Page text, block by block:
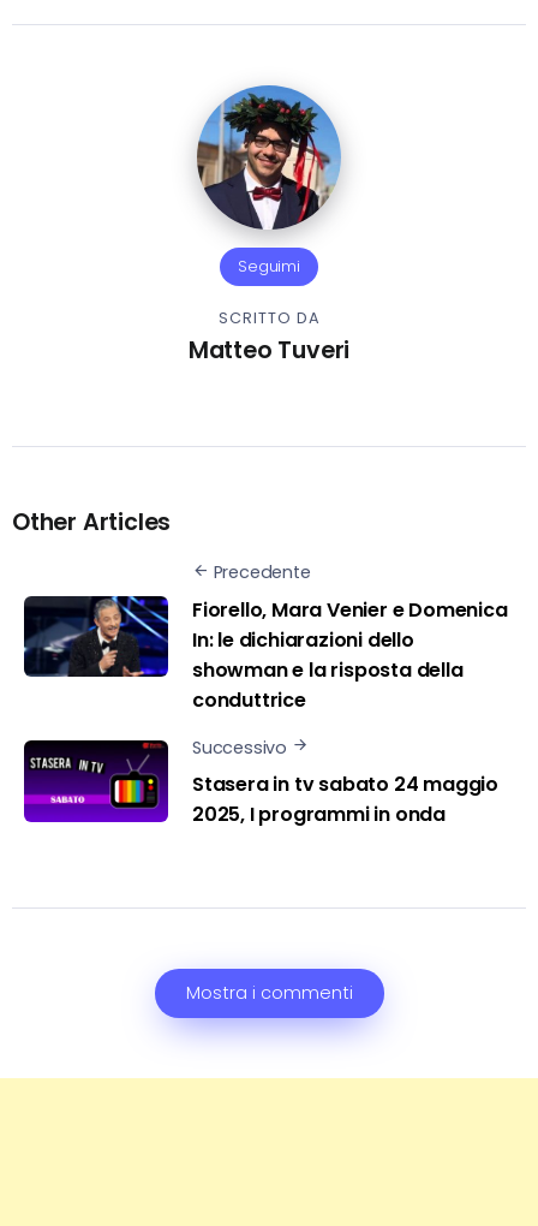
Seguimi
SCRITTO DA
Matteo Tuveri
Other Articles
Precedente
Fiorello, Mara Venier e Domenica
In: le dichiarazioni dello
showman e la risposta della
conduttrice
Successivo
Stasera in tv sabato 24 maggio
2025, I programmi in onda
Mostra i commenti